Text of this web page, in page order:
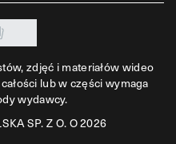
zdjęć i materiałów wideo
lub w części wymaga
wydawcy.
SP. Z O. O 2026